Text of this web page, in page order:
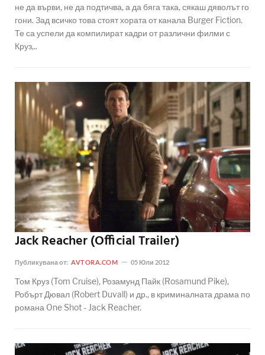
не да върви, не да подтичва, а да бяга така, сякаш дяволът го
гони. Зад всичко това стоят хората от канала Burger Fiction.
Те са успели да компилират кадри от различни филми с
Круз,..
Jack Reacher (Official Trailer)
Публикувана от: AVTORA.COM 05 Юли 2012
Том Круз (Tom Cruise), Розамунд Пайк (Rosamund Pike),
Робърт Дювал (Robert Duvall) и др., в криминалната драма по
романа One Shot - Jack Reacher.